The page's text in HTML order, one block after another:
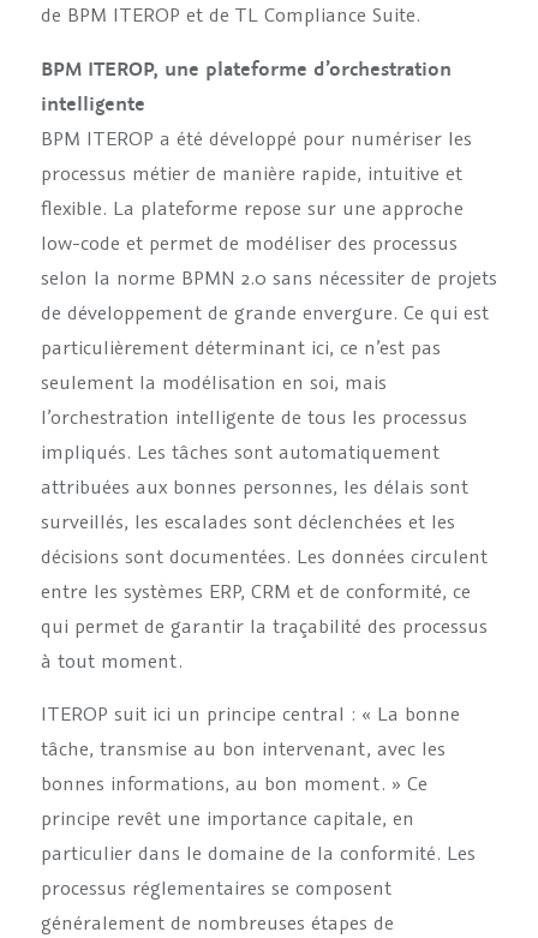
de BPM ITEROP et de TL Compliance Suite.
BPM ITEROP, une plateforme d’orchestration
intelligente
BPM ITEROP a été développé pour numériser les
processus métier de manière rapide, intuitive et
flexible. La plateforme repose sur une approche
low-code et permet de modéliser des processus
selon la norme BPMN 2.0 sans nécessiter de projets
de développement de grande envergure. Ce qui est
particulièrement déterminant ici, ce n’est pas
seulement la modélisation en soi, mais
l’orchestration intelligente de tous les processus
impliqués. Les tâches sont automatiquement
attribuées aux bonnes personnes, les délais sont
surveillés, les escalades sont déclenchées et les
décisions sont documentées. Les données circulent
entre les systèmes ERP, CRM et de conformité, ce
qui permet de garantir la traçabilité des processus
à tout moment.
ITEROP suit ici un principe central : « La bonne
tâche, transmise au bon intervenant, avec les
bonnes informations, au bon moment. » Ce
principe revêt une importance capitale, en
particulier dans le domaine de la conformité. Les
processus réglementaires se composent
généralement de nombreuses étapes de